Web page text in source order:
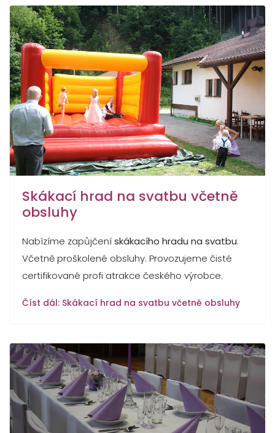
Skákací hrad na svatbu včetně
obsluhy
Nabízíme zapůjčenískákacího hradu na svatbu.
Včetně proškolené obsluhy. Provozujeme čisté
certifikované profi atrakce českého výrobce.
Číst dál: Skákací hrad na svatbu včetně obsluhy